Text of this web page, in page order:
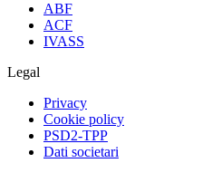
ABF
ACF
IVASS
Legal
Privacy
Cookie policy
PSD2-TPP
Dati societari